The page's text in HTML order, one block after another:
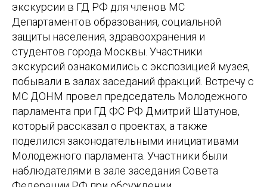
экскурсии в ГД РФ для членов МС
Департаментов образования, социальной
защиты населения, здравоохранения и
студентов города Москвы. Участники
экскурсий ознакомились с экспозицией музея,
побывали в залах заседаний фракций. Встречу с
МС ДОНМ провел председатель Молодежного
парламента при ГД ФС РФ Дмитрий Шатунов,
который рассказал о проектах, а также
поделился законодательными инициативами
Молодежного парламента. Участники были
наблюдателями в зале заседания Совета